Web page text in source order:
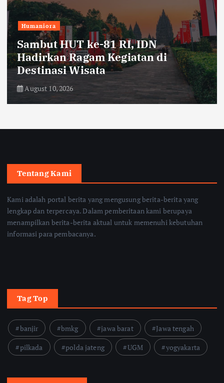
Humaniora
Sambut HUT ke-81 RI, IDN
Hadirkan Ragam Kegiatan di
Destinasi Wisata
August 10, 2026
Tentang Kami
Kami adalah portal berita yang mengusung berita-berita yang
lengkap dan terpercaya. Dalam pemberitaan kami berupaya
menampilkan berita-berita aktual untuk memenuhi kebutuhan
informasi para pembacanya.
Tag Top
banjir bmkg jawa barat
Jawa tengah
pilkada
polda jateng UGM yogyakarta